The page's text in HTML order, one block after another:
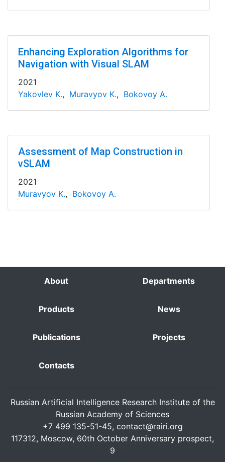
Enhancing Exploration Algorithms for
Navigation with Visual SLAM
2021
Yakovlev K., Muravyov K., Bokovoy A.
Assessment of Map Construction in
vSLAM
2021
Muravyov K., Bokovoy A.
About Departments
Products News
Publications Projects
Contacts
Russian Artificial Intelligence Research Institute of the
Russian Academy of Sciences
+7 499 135-51-45, contact@rairi.org
117312, Moscow, 60th October Anniversary prospect,
9